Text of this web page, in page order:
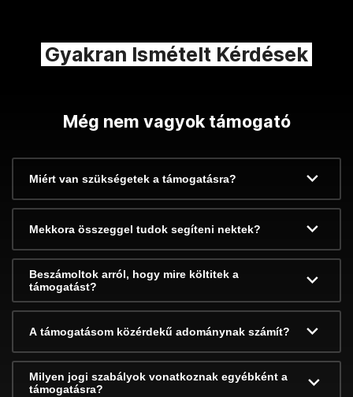
Gyakran Ismételt Kérdések
Még nem vagyok támogató
Miért van szükségetek a támogatásra?
Mekkora összeggel tudok segíteni nektek?
Beszámoltok arról, hogy mire költitek a
támogatást?
A támogatásom közérdekű adománynak számít?
Milyen jogi szabályok vonatkoznak egyébként a
támogatásra?